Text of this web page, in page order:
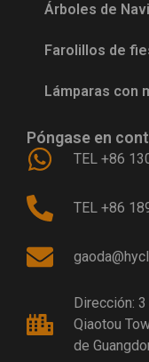
Árboles de
Farolillos de
Lámparas con
Póngase en
TEL +86
TEL +86
Dirección:
Qiaotou
de